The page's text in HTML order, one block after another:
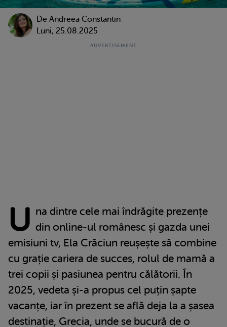
De Andreea Constantin
Luni, 25.08.2025
U na dintre cele mai îndrăgite prezențe
din online-ul românesc și gazda unei
emisiuni tv, Ela Crăciun reușește să combine
cu grație cariera de succes, rolul de mamă a
trei copii și pasiunea pentru călătorii. În
2025, vedeta și-a propus cel puțin șapte
vacanțe, iar în prezent se află deja la a șasea
destinație, Grecia, unde se bucură de o